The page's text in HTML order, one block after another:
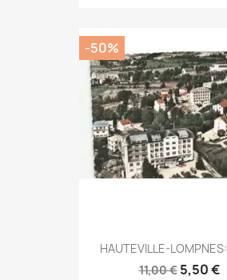
HAUTEVILLE-
11,00 € 5,50 €
-50%